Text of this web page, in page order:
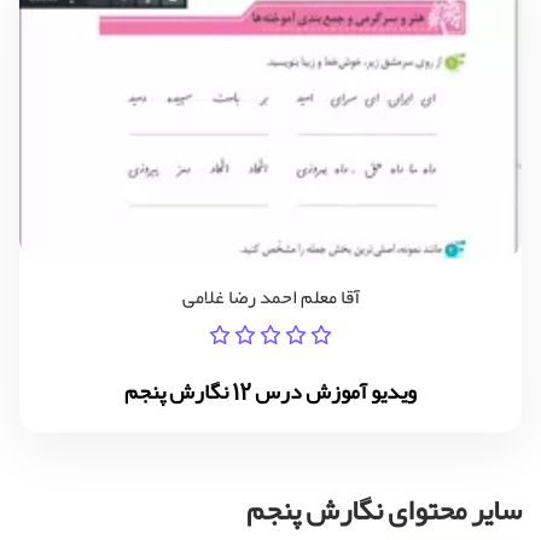
آقا معلم احمد رضا غلامی
ویدیو آموزش درس 12 نگارش پنجم
سایر محتوای نگارش پنجم